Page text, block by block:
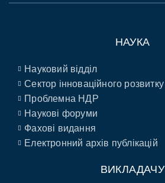
НАУКА
Науковий відділ
Сектор інноваційного розвитку
Проблемна НДР
Наукові форуми
Фахові видання
Електронний архів публікацій
ВИКЛАДАЧУ